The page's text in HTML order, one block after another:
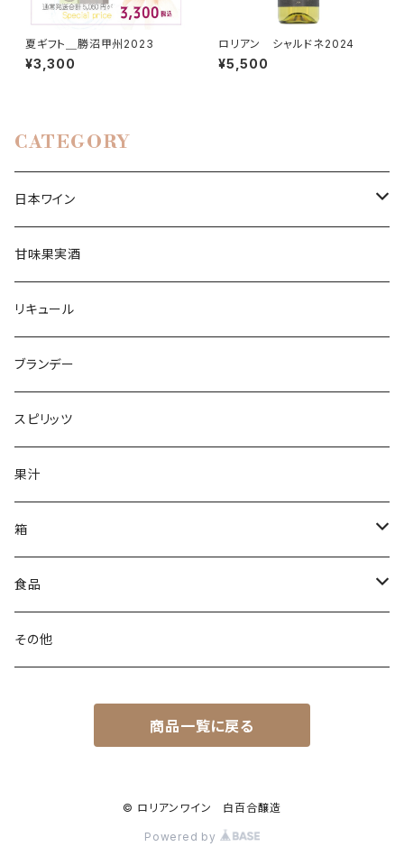
夏ギフト＿勝沼甲州2023
¥3,300
ロリアン シャルドネ2024
¥5,500
CATEGORY
日本ワイン
白ワイン
辛口ワイン
中口ワイン
赤ワイン
フルボディ
ミディアムボディ
ロゼワイン
スパークリングワイン
甘味果実酒
リキュール
ブランデー
スピリッツ
果汁
箱
無料簡易箱
有料贈答箱
食品
調理キット
その他
商品一覧に戻る
© ロリアンワイン 白百合醸造
Powered by